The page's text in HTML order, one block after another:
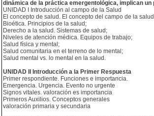
dinámica de la práctica emergentológica, implican
UNIDAD I Introducción al campo de la Salud
El concepto de salud. El concepto del campo de la
Bioética. Principios de la salud;
Derecho a la salud. Sistemas de salud;
Niveles de atención médica. Equipos de trabajo;
Salud física y mental;
Salud comunitaria en el terreno de lo mental;
Salud mental vs. lo mental en la salud.
UNIDAD II Introducción a la Primer Respuesta
Primer respondiente. Funciones e importancia.
Emergencia. Urgencia. Evento no urgente
Signos vitales. valoración es importancia
Primeros Auxilios. Conceptos generales
valoración primaria y secundaria